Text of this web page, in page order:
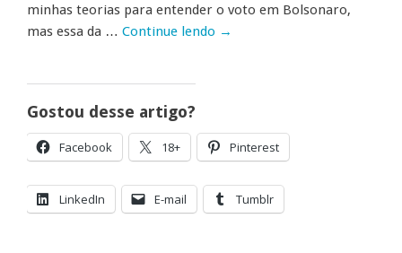
minhas teorias para entender o voto em Bolsonaro,
mas essa da … Continue lendo →
Gostou desse artigo?
Facebook 18+ Pinterest
LinkedIn E-mail Tumblr